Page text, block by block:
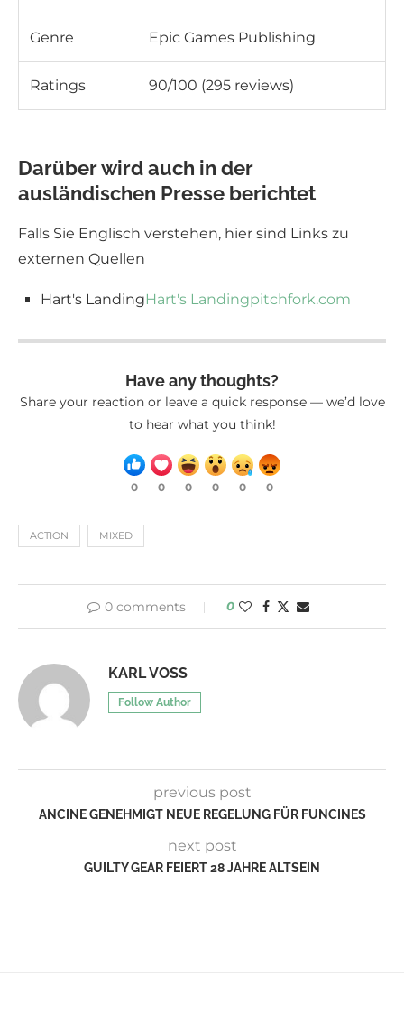
Genre Epic Games Publishing
Ratings 90/100 (295 reviews)
Darüber wird auch in der
ausländischen Presse berichtet
Falls Sie Englisch verstehen, hier sind Links zu
externen Quellen
Hart's LandingHart's Landingpitchfork.com
Have any thoughts?
Share your reaction or leave a quick response — we’d love
to hear what you think!
0 0 0 0 0 0
ACTION MIXED
0 comments 0
KARL VOSS
Follow Author
previous post
ANCINE GENEHMIGT NEUE REGELUNG FÜR FUNCINES
next post
GUILTY GEAR FEIERT 28 JAHRE ALTSEIN